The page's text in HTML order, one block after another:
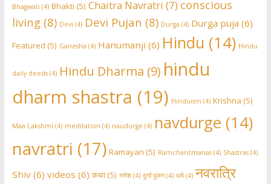
Bhagwati (4) Bhakti (5) Chaitra Navratri (7) conscious
living(8) Devi (4) Devi Pujan (8) Durga (4) Durga puja (6)
Featured (5) Ganesha (4) Hanumanji (6) Hindu (14) Hindu
daily deeds(4) Hindu Dharma (9) hindu
dharm shastra (19) Hinduism (4) Krishna (5)
Maa Lakshmi (4) meditation (4) naudurge (4) navdurge (14)
navratri (17) Ramayan (5) Ramcharitmanas(4) Shastras(4)
Shiv(6) videos (6) कथा(5) गणेश(4) दुर्गा पूजन(4) धर्म(4) नवरात्रि